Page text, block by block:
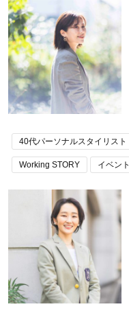
40代パーソナルスタイリスト
Working STORY イベント